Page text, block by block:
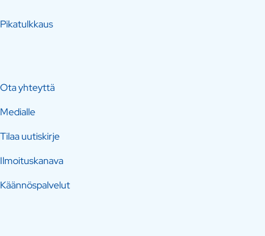
Pikatulkkaus
Ota yhteyttä
Medialle
Tilaa uutiskirje
Ilmoituskanava
Käännöspalvelut